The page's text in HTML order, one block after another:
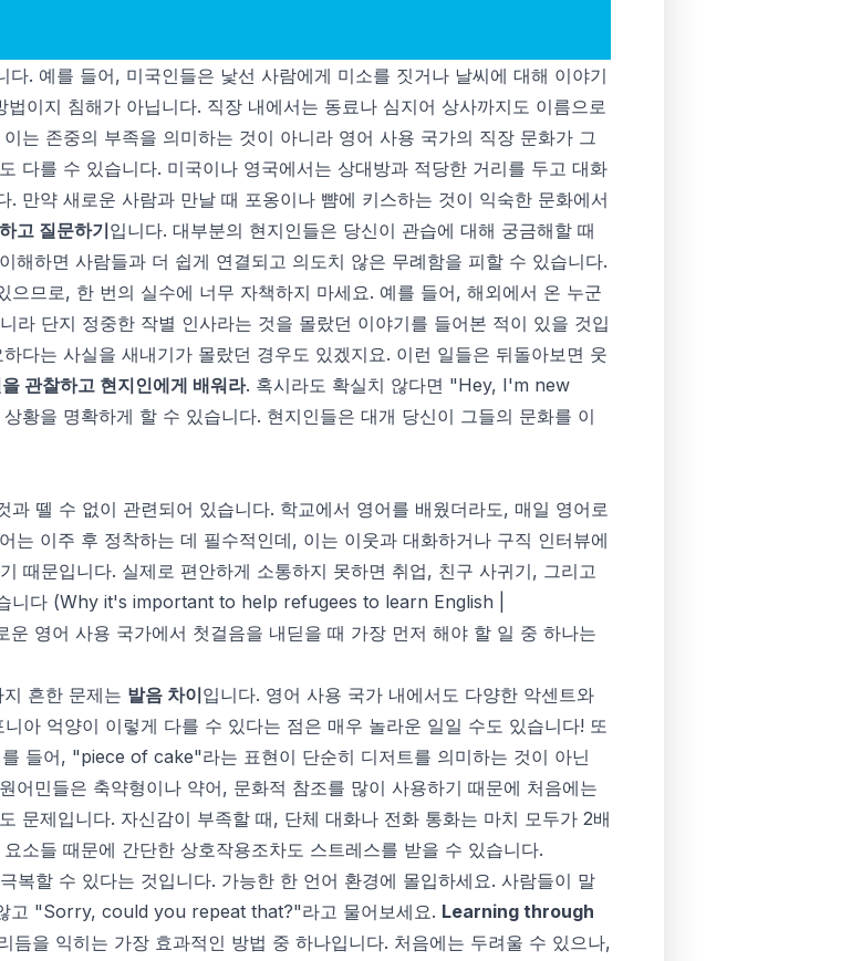
. 예를 들어, 미국인들은 낯선 사람에게 미소를 짓거나 날씨에 대해 이야기
이지 침해가 아닙니다. 직장 내에서는 동료나 심지어 상사까지도 이름으로
는 존중의 부족을 의미하는 것이 아니라 영어 사용 국가의 직장 문화가 그
다를 수 있습니다. 미국이나 영국에서는 상대방과 적당한 거리를 두고 대화
만약 새로운 사람과 만날 때 포옹이나 뺨에 키스하는 것이 익숙한 문화에서
고 질문하기입니다. 대부분의 현지인들은 당신이 관습에 대해 궁금해할 때
해하면 사람들과 더 쉽게 연결되고 의도치 않은 무례함을 피할 수 있습니다.
므로, 한 번의 실수에 너무 자책하지 마세요. 예를 들어, 해외에서 온 누군
단지 정중한 작별 인사라는 것을 몰랐던 이야기를 들어본 적이 있을 것입
다는 사실을 새내기가 몰랐던 경우도 있겠지요. 이런 일들은 뒤돌아보면 웃
관찰하고 현지인에게 배워라. 혹시라도 확실치 않다면 "Hey, I'm new
황을 명확하게 할 수 있습니다. 현지인들은 대개 당신이 그들의 문화를 이
뗄 수 없이 관련되어 있습니다. 학교에서 영어를 배웠더라도, 매일 영어로
는 이주 후 정착하는 데 필수적인데, 이는 이웃과 대화하거나 구직 인터뷰에
때문입니다. 실제로 편안하게 소통하지 못하면 취업, 친구 사귀기, 그리고
니다 (Why it's important to help refugees to learn English |
운 영어 사용 국가에서 첫걸음을 내딛을 때 가장 먼저 해야 할 일 중 하나는
흔한 문제는 발음 차이입니다. 영어 사용 국가 내에서도 다양한 악센트와
아 억양이 이렇게 다를 수 있다는 점은 매우 놀라운 일일 수도 있습니다! 또
들어, "piece of cake"라는 표현이 단순히 디저트를 의미하는 것이 아닌
민들은 축약형이나 약어, 문화적 참조를 많이 사용하기 때문에 처음에는
문제입니다. 자신감이 부족할 때, 단체 대화나 전화 통화는 마치 모두가 2배
소들 때문에 간단한 상호작용조차도 스트레스를 받을 수 있습니다.
복할 수 있다는 것입니다. 가능한 한 언어 환경에 몰입하세요. 사람들이 말
고 "Sorry, could you repeat that?"라고 물어보세요. Learning through
듬을 익히는 가장 효과적인 방법 중 하나입니다. 처음에는 두려울 수 있으나,